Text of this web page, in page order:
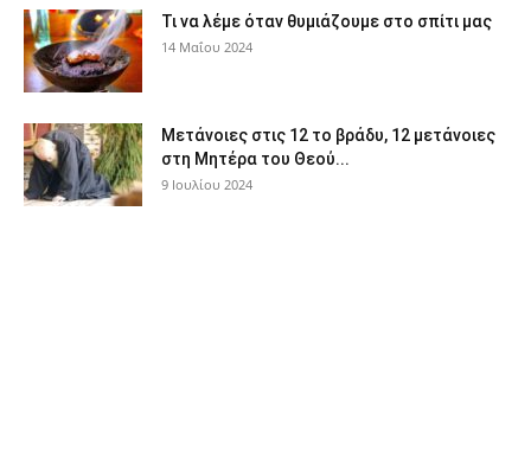
Τι να λέμε όταν θυμιάζουμε στο σπίτι μας
14 Μαΐου 2024
Μετάνοιες στις 12 το βράδυ, 12 μετάνοιες
στη Μητέρα του Θεού...
9 Ιουλίου 2024